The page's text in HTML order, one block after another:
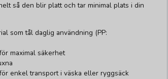
så den blir platt och tar minimal plats i din
som tål daglig användning (PP:
maximal säkerhet
enkel transport i väska eller ryggsäck